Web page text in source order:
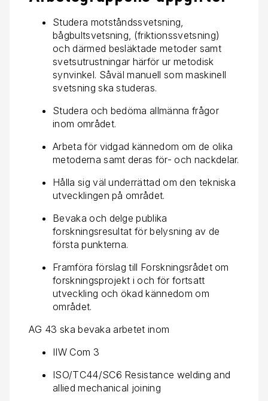
Studera motståndssvetsning,
bågbultsvetsning, (friktionssvetsning)
och därmed besläktade metoder samt
svetsutrustningar härför ur metodisk
synvinkel. Såväl manuell som maskinell
svetsning ska studeras.
Studera och bedöma allmänna frågor
inom området.
Arbeta för vidgad kännedom om de olika
metoderna samt deras för- och nackdelar.
Hålla sig väl underrättad om den tekniska
utvecklingen på området.
Bevaka och delge publika
forskningsresultat för belysning av de
första punkterna.
Framföra förslag till Forskningsrådet om
forskningsprojekt i och för fortsatt
utveckling och ökad kännedom om
området.
AG 43 ska bevaka arbetet inom
IIW Com 3
ISO/TC44/SC6 Resistance welding and
allied mechanical joining